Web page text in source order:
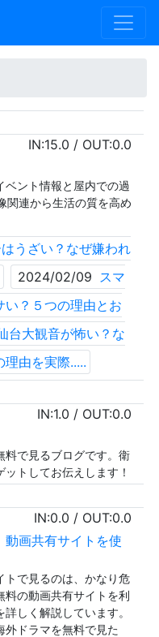
IN:15.0 / OUT:0.0
ベント情報と屋内での過
関連から生活の質を高め
うざい？なぜ嫌われ
2024/02/09 スマ
？５つの理由とお
台大観音が怖い？な
由を実際.....
IN:1.0 / OUT:0.0
料で見るブログです。衛
トしてお伝えします！
IN:0.0 / OUT:0.0
画共有サイトを使
トで見るのは、かなり危
料の動画共有サイトを利
しく解説しています。
外ドラマを無料で見た